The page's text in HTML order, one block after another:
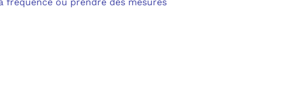
EN LIGNE